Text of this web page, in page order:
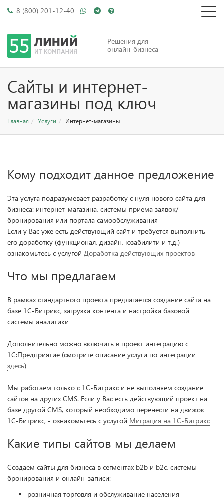
8 (800) 201-12-40
Решения для
онлайн-бизнеса
Сайты и интернет-
магазины под ключ
Главная Услуги Интернет-магазины
Кому подходит данное предложение
Эта услуга подразумевает разработку с нуля нового сайта для
бизнеса: интернет-магазина, системы приема заявок/
бронирования или портала самообслуживания
Если у Вас уже есть действующий сайт и требуется выполнить
его доработку (функционал, дизайн, юзабилити и т.д.) -
ознакомьтесь с услугой Доработка действующих проектов
Что мы предлагаем
В рамках стандартного проекта предлагается создание сайта на
базе 1С-Битрикс, загрузка контента и настройка базовой
системы аналитики
Дополнительно можно включить в проект интеграцию с
1С:Предприятие (смотрите описание услуги по интеграции
здесь)
Мы работаем только с 1С-Битрикс и не выполняем создание
сайтов на других CMS. Если у Вас есть действующий проект на
базе другой CMS, который необходимо перенести на движок
1С-Битрикс, - ознакомьтесь с услугой Миграция на 1С-Битрикс
Какие типы сайтов мы делаем
Создаем сайты для бизнеса в сегментах b2b и b2c, системы
бронирования и онлайн-записи:
розничная торговля и обслуживание населения